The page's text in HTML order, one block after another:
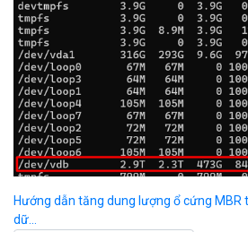
SHARE
Facebook
Twitter
Bizfly Cloud
BÀI VIẾT LIÊN QUAN